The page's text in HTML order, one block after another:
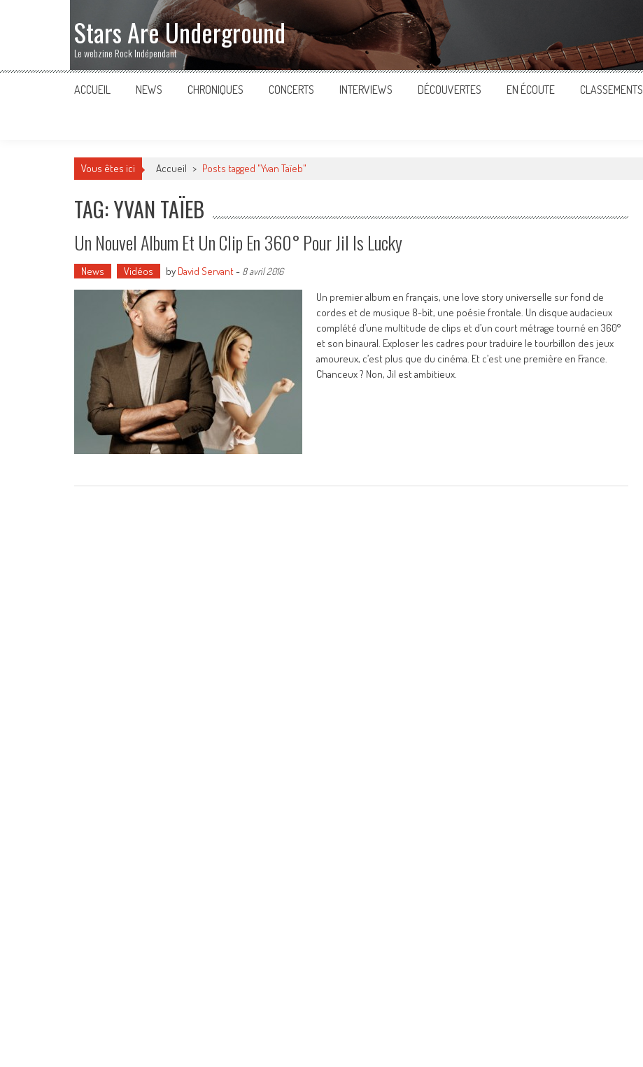
Stars Are Underground
Le webzine Rock Indépendant
ACCUEIL NEWS CHRONIQUES CONCERTS INTERVIEWS DÉCOUVERTES EN ÉCOUTE CLASSEMENTS
Vous êtes ici Accueil > Posts tagged "Yvan Taïeb"
TAG: YVAN TAÏEB
Un Nouvel Album Et Un Clip En 360° Pour Jil Is Lucky
News Vidéos by David Servant- 8 avril 2016
Un premier album en français, une love story universelle sur fond de
cordes et de musique 8-bit, une poésie frontale. Un disque audacieux
complété d’une multitude de clips et d’un court métrage tourné en 360°
et son binaural. Exploser les cadres pour traduire le tourbillon des jeux
amoureux, c’est plus que du cinéma. Et c’est une première en France.
Chanceux ? Non, Jil est ambitieux.